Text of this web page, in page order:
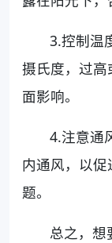
3.控制温
摄氏度，过高
面影响。
4.注意通
内通风，以
题。
总之，想